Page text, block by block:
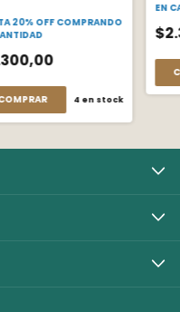
20% OFFCOMPRANDO
4 en stock
EN